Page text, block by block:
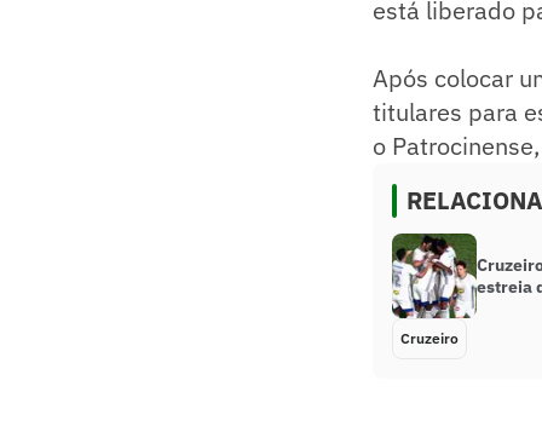
está liberado
Após colocar
titulares para
o
estreia
Cruzeiro